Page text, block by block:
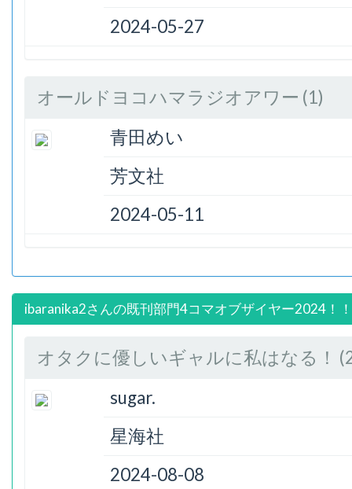
2024-05-27
オールドヨコハマラジオアワー (1)
青田めい
芳文社
2024-05-11
ibaranika2さんの既刊部門4コマオブザイヤー2024！！
オタクに優しいギャルに私はなる！
sugar.
星海社
2024-08-08